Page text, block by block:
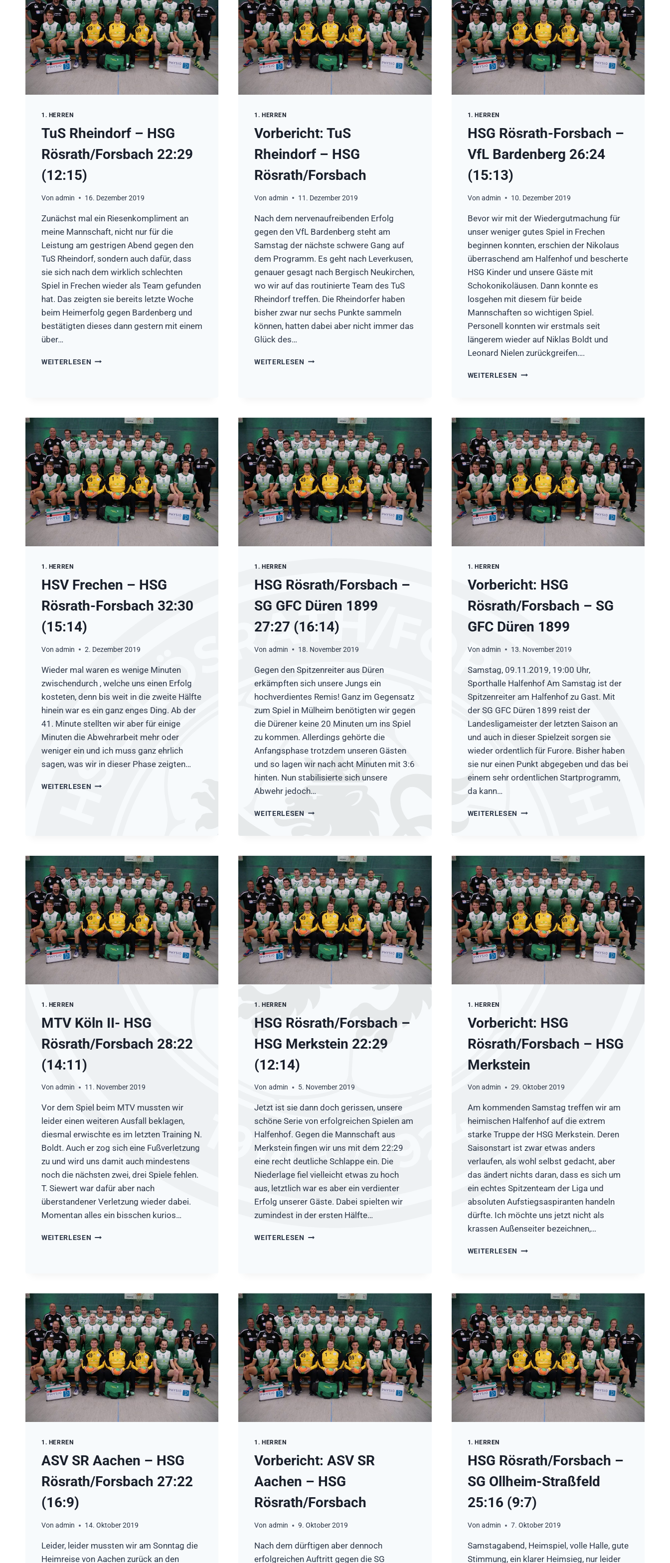
1. HERREN
TuS Rheindorf – HSG
Rösrath/Forsbach 22:29
(12:15)
Von admin 16. Dezember 2019
Zunächst mal ein Riesenkompliment an
meine Mannschaft, nicht nur für die
Leistung am gestrigen Abend gegen den
TuS Rheindorf, sondern auch dafür, dass
sie sich nach dem wirklich schlechten
Spiel in Frechen wieder als Team gefunden
hat. Das zeigten sie bereits letzte Woche
beim Heimerfolg gegen Bardenberg und
bestätigten dieses dann gestern mit einem
über…
WEITERLESEN TUS
1. HERREN
Vorbericht: TuS
Rheindorf – HSG
Rösrath/Forsbach
Von admin 11. Dezember 2019
Nach dem nervenaufreibenden Erfolg
gegen den VfL Bardenberg steht am
Samstag der nächste schwere Gang auf
dem Programm. Es geht nach Leverkusen,
genauer gesagt nach Bergisch Neukirchen,
wo wir auf das routinierte Team des TuS
Rheindorf treffen. Die Rheindorfer haben
bisher zwar nur sechs Punkte sammeln
können, hatten dabei aber nicht immer das
Glück des…
WEITERLESEN VORBERICHT:
1. HERREN
HSG Rösrath-Forsbach –
VfL Bardenberg 26:24
(15:13)
Von admin 10. Dezember 2019
Bevor wir mit der Wiedergutmachung für
unser weniger gutes Spiel in Frechen
beginnen konnten, erschien der Nikolaus
überraschend am Halfenhof und bescherte
HSG Kinder und unsere Gäste mit
Schokonikoläusen. Dann konnte es
losgehen mit diesem für beide
Mannschaften so wichtigen Spiel.
Personell konnten wir erstmals seit
längerem wieder auf Niklas Boldt und
Leonard Nielen zurückgreifen….
WEITERLESEN HSG
BARDENBERG
26:24
(15:13)
1. HERREN
HSV Frechen – HSG
Rösrath-Forsbach 32:30
(15:14)
Von admin 2. Dezember 2019
Wieder mal waren es wenige Minuten
zwischendurch , welche uns einen Erfolg
kosteten, denn bis weit in die zweite Hälfte
hinein war es ein ganz enges Ding. Ab der
41. Minute stellten wir aber für einige
Minuten die Abwehrarbeit mehr oder
weniger ein und ich muss ganz ehrlich
sagen, was wir in dieser Phase zeigten…
WEITERLESEN HSV
(15:14)
1. HERREN
HSG Rösrath/Forsbach –
SG GFC Düren 1899
27:27 (16:14)
Von admin 18. November 2019
Gegen den Spitzenreiter aus Düren
erkämpften sich unsere Jungs ein
hochverdientes Remis! Ganz im Gegensatz
zum Spiel in Mülheim benötigten wir gegen
die Dürener keine 20 Minuten um ins Spiel
zu kommen. Allerdings gehörte die
Anfangsphase trotzdem unseren Gästen
und so lagen wir nach acht Minuten mit 3:6
hinten. Nun stabilisierte sich unsere
Abwehr jedoch…
WEITERLESEN HSG
1899
27:27
(16:14)
1. HERREN
Vorbericht: HSG
Rösrath/Forsbach – SG
GFC Düren 1899
Von admin 13. November 2019
Samstag, 09.11.2019, 19:00 Uhr,
Sporthalle Halfenhof Am Samstag ist der
Spitzenreiter am Halfenhof zu Gast. Mit
der SG GFC Düren 1899 reist der
Landesligameister der letzten Saison an
und auch in dieser Spielzeit sorgen sie
wieder ordentlich für Furore. Bisher haben
sie nur einen Punkt abgegeben und das bei
einem sehr ordentlichen Startprogramm,
da kann…
WEITERLESEN VORBERICHT:
DÜREN
1899
1. HERREN
MTV Köln II- HSG
Rösrath/Forsbach 28:22
(14:11)
Von admin 11. November 2019
Vor dem Spiel beim MTV mussten wir
leider einen weiteren Ausfall beklagen,
diesmal erwischte es im letzten Training N.
Boldt. Auch er zog sich eine Fußverletzung
zu und wird uns damit auch mindestens
noch die nächsten zwei, drei Spiele fehlen.
T. Siewert war dafür aber nach
überstandener Verletzung wieder dabei.
Momentan alles ein bisschen kurios…
WEITERLESEN MTV
1. HERREN
HSG Rösrath/Forsbach –
HSG Merkstein 22:29
(12:14)
Von admin 5. November 2019
Jetzt ist sie dann doch gerissen, unsere
schöne Serie von erfolgreichen Spielen am
Halfenhof. Gegen die Mannschaft aus
Merkstein fingen wir uns mit dem 22:29
eine recht deutliche Schlappe ein. Die
Niederlage fiel vielleicht etwas zu hoch
aus, letztlich war es aber ein verdienter
Erfolg unserer Gäste. Dabei spielten wir
zumindest in der ersten Hälfte…
WEITERLESEN HSG
(12:14)
1. HERREN
Vorbericht: HSG
Rösrath/Forsbach – HSG
Merkstein
Von admin 29. Oktober 2019
Am kommenden Samstag treffen wir am
heimischen Halfenhof auf die extrem
starke Truppe der HSG Merkstein. Deren
Saisonstart ist zwar etwas anders
verlaufen, als wohl selbst gedacht, aber
das ändert nichts daran, dass es sich um
ein echtes Spitzenteam der Liga und
absoluten Aufstiegsaspiranten handeln
dürfte. Ich möchte uns jetzt nicht als
krassen Außenseiter bezeichnen,…
WEITERLESEN VORBERICHT:
MERKSTEIN
1. HERREN
ASV SR Aachen – HSG
Rösrath/Forsbach 27:22
(16:9)
Von admin 14. Oktober 2019
Leider, leider mussten wir am Sonntag die
Heimreise von Aachen zurück an den
1. HERREN
Vorbericht: ASV SR
Aachen – HSG
Rösrath/Forsbach
Von admin 9. Oktober 2019
Nach dem dürftigen aber dennoch
erfolgreichen Auftritt gegen die SG
1. HERREN
HSG Rösrath/Forsbach –
SG Ollheim-Straßfeld
25:16 (9:7)
Von admin 7. Oktober 2019
Samstagabend, Heimspiel, volle Halle, gute
Stimmung, ein klarer Heimsieg, nur leider